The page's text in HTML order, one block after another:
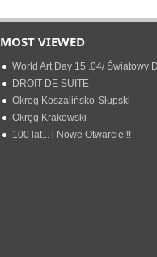
MOST VIEWED
World Art Day 15 .04/ Światowy
DROIT DE SUITE
Okreg Koszalińsko-Słupski
Okręg Krakowski
100 lat... i Nowe Otwarcie!!!